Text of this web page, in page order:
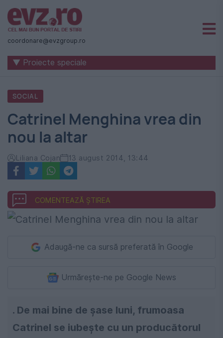
Știri
naționale
internaționale
România
-
Evenimentul
Zilei
coordonare@evzgroup.ro
▼ Proiecte speciale
SOCIAL
Catrinel Menghina vrea din
nou la altar
Liliana Cojan 13 august 2014, 13:44
COMENTEAZĂ ȘTIREA
Adaugă-ne ca sursă preferată în Google
Urmărește-ne pe Google News
. De mai bine de șase luni, frumoasa
Catrinel se iubește cu un producătorul